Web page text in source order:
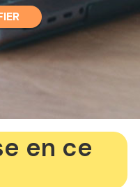
en ce